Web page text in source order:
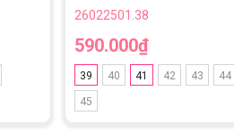
Cup TF
26022501.38
590.000₫
39 40 41 42 43 44
45